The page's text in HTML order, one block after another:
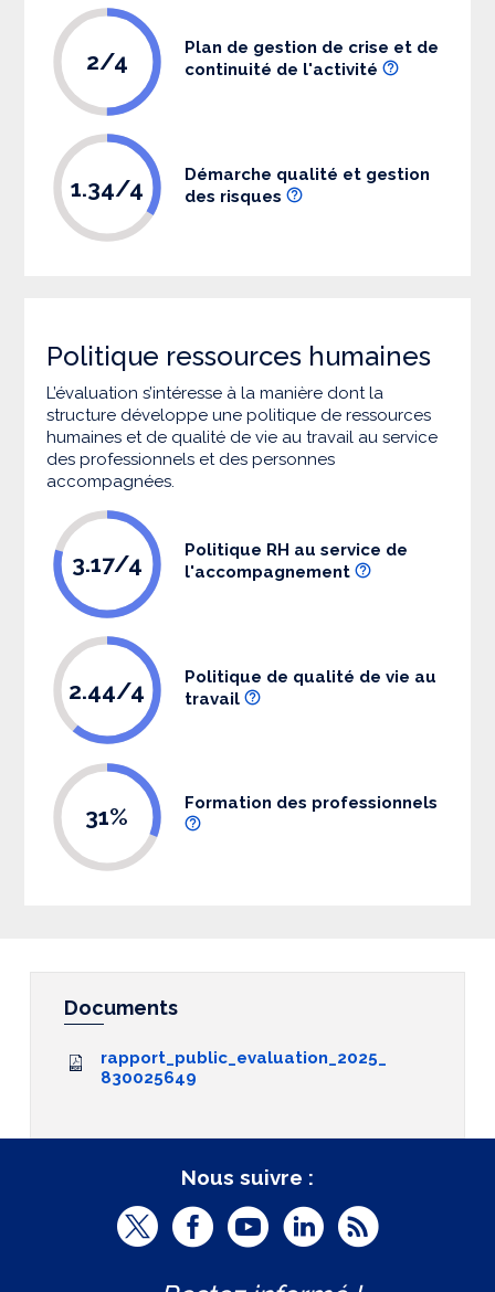
2/4
Plan de gestion de crise et de
continuité de l'activité
1.34/4
Démarche qualité et gestion
des risques
Politique ressources humaines
L’évaluation s’intéresse à la manière dont la
structure développe une politique de ressources
humaines et de qualité de vie au travail au service
des professionnels et des personnes
accompagnées.
3.17/4
Politique RH au service de
l'accompagnement
2.44/4
Politique de qualité de vie au
travail
31% Formation des professionnels
Documents
rapport_public_evaluation_2025_
830025649
Nous suivre :
T
F
Y
L
R